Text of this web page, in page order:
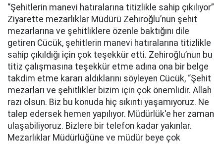
“Şehitlerin manevi hatıralarına titizlikle sahip çıkılıyor”
Ziyarette mezarlıklar Müdürü Zehiroğlu’nun şehit
mezarlarına ve şehitliklere özenle baktığını dile
getiren Cücük, şehitlerin manevi hatıralarına titizlikle
sahip çıkıldığı için çok teşekkür etti. Zehiroğlu’nun bu
titiz çalışmasına teşekkür etme adına ona bir belge
takdim etme kararı aldıklarını söyleyen Cücük, “Şehit
mezarları ve şehitlikler bizim için çok önemlidir. Allah
razı olsun. Biz bu konuda hiç sıkıntı yaşamıyoruz. Ne
talep edersek hemen yapılıyor. Müdürlük'e her zaman
ulaşabiliyoruz. Bizlere bir telefon kadar yakınlar.
Mezarlıklar Müdürlüğüne ve müdür beye çok